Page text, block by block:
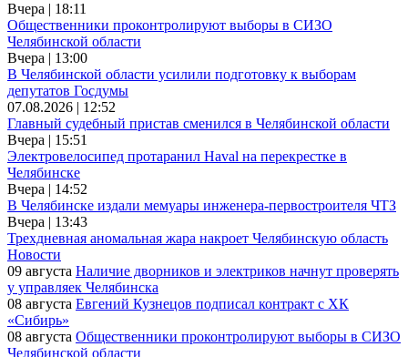
Вчера | 18:11
Общественники проконтролируют выборы в СИЗО
Челябинской области
Вчера | 13:00
В Челябинской области усилили подготовку к выборам
депутатов Госдумы
07.08.2026 | 12:52
Главный судебный пристав сменился в Челябинской области
Вчера | 15:51
Электровелосипед протаранил Haval на перекрестке в
Челябинске
Вчера | 14:52
В Челябинске издали мемуары инженера-первостроителя ЧТЗ
Вчера | 13:43
Трехдневная аномальная жара накроет Челябинскую область
Новости
09 августа Наличие дворников и электриков начнут проверять
у управляек Челябинска
08 августа Евгений Кузнецов подписал контракт с ХК
«Сибирь»
08 августа Общественники проконтролируют выборы в СИЗО
Челябинской области